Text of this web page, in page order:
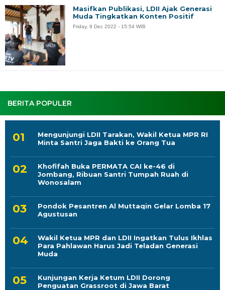
BERITA POPULER
Mengunjungi LDII Tarakan, Wakil Ketua MPR RI
Minta Santri Jaga Bakti ke Orang Tua
Khofifah Buka PERMATA CAI ke-46 di
Jombang, Ribuan Santri Tumpah Ruah di
Wonosalam
Pondok Pesantren Al Muttaqin Gelar Lomba 17
Agustusan
Wakil Ketua MPR dan LDII Ingatkan Tulus Ikhlas
Para Pahlawan Harus Jadi Teladan Generasi
Muda
Kunjungan Kerja Ketum LDII Dorong
Penguatan Grassroot di Jawa Barat
Masifkan Publikasi, LDII Ajak Generasi
Muda Tingkatkan Konten Positif
Friday, 9 Dec 2022 - 15:54 WIB